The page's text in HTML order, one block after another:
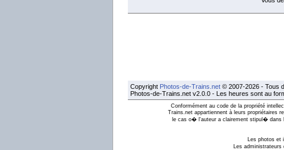
Copyright Photos-de-Trains.net © 2007-2026 - Tous
Photos-de-Trains.net v2.0.0 - Les heures sont au
Conformément au code de la propriété
Trains.net appartiennent à leurs propriétaires
le cas o� l'auteur a clairement stipul� dans
Les photos et
Les